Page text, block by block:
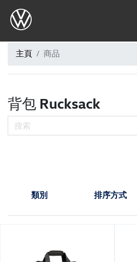
主頁 商品
背包 Rucksack
類別 排序方式